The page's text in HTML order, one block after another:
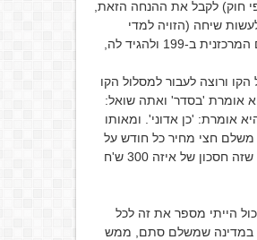
חוק) לקבל את ההנחה הזאת,
שיחה (הזויה למדי
לטעמי) עם המרכזנית ב-199 ולהגיד לה,
ורוצה לעבור למסלול הקו
אומרת 'בסדר' ואתה שואל:
אומרת: 'כן אדוני'. ומאותו
חצי מחיר כל חודש על
הקו טלפון, שזה חסכון של איזה 300 ש'ח
הייתי מספר את זה לכל
במדינה שמשלם סתם, ממש